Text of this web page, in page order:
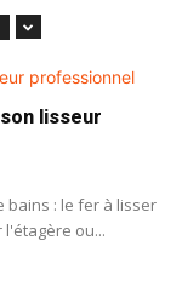
lisseur
bains : le fer à lisser
ou...